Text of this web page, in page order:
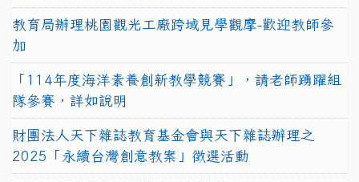
教育局辦理桃園觀光工廠跨域見學觀摩-歡迎教師參
加
「114年度海洋素養創新教學競賽」，請老師踴躍組
隊參賽，詳如說明
財團法人天下雜誌教育基金會與天下雜誌辦理之
2025「永續台灣創意教案」徵選活動